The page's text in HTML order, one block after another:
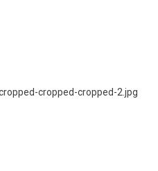
cropped-cropped-2.jpg